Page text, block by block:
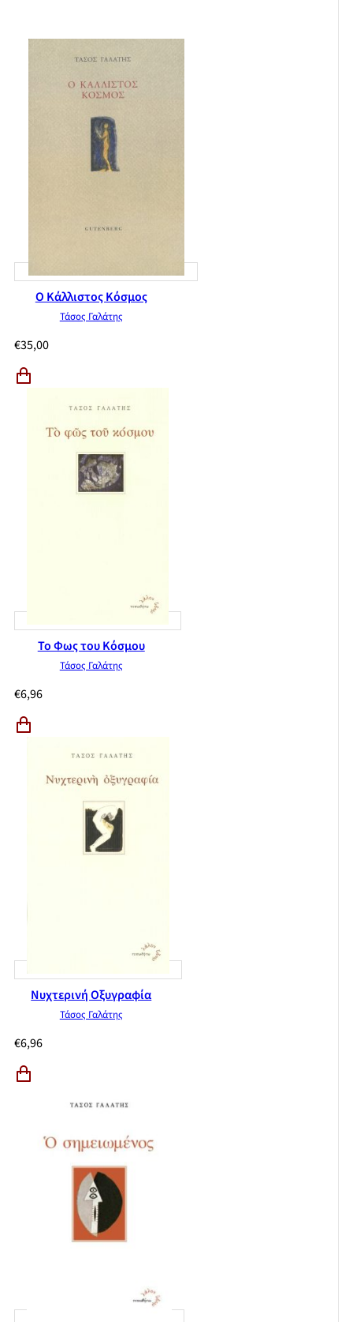
Ο Κάλλιστος Κόσμος
Τάσος Γαλάτης
€35,00
Το Φως του Κόσμου
Τάσος Γαλάτης
€6,96
Νυχτερινή Οξυγραφία
Τάσος Γαλάτης
€6,96